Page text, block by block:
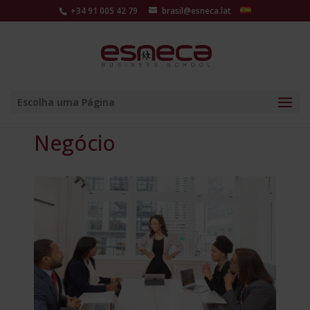
+34 91 005 42 79 brasil@esneca.lat
Escolha uma Página
Negócio